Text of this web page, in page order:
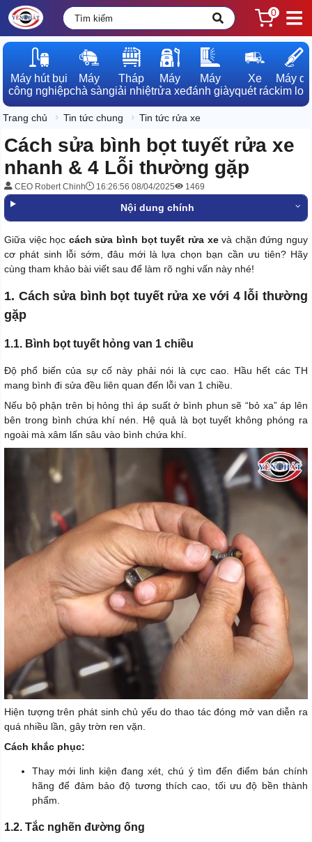
0
Máy hút bụi
công nghiệp
Máy
chà sàn
Tháp
giải nhiệt
Máy
rửa xe
Máy
đánh giày
Xe
quét rác
Máy dò
kim loại
Trang chủ Tin tức chung Tin tức rửa xe
Cách sửa bình bọt tuyết rửa xe
nhanh & 4 Lỗi thường gặp
CEO Robert Chinh 16:26:56 08/04/2025 1469
Nội dung chính
Giữa việc học cách sửa bình bọt tuyết rửa xevà chặn đứng nguy
cơ phát sinh lỗi sớm, đâu mới là lựa chọn bạn cần ưu tiên? Hãy
cùng tham khảo bài viết sau để làm rõ nghi vấn này nhé!
1. Cách sửa bình bọt tuyết rửa xe với 4 lỗi thường
gặp
1.1. Bình bọt tuyết hỏng van 1 chiều
Độ phổ biến của sự cố này phải nói là cực cao. Hầu hết các TH
mang bình đi sửa đều liên quan đến lỗi van 1 chiều.
Nếu bộ phận trên bị hỏng thì áp suất ở bình phun sẽ “bỏ xa” áp lên
bên trong bình chứa khí nén. Hệ quả là bọt tuyết không phóng ra
ngoài mà xâm lấn sâu vào bình chứa khí.
Hiện tượng trên phát sinh chủ yếu do thao tác đóng mở van diễn ra
quá nhiều lần, gây trờn ren vặn.
Cách khắc phục:
Thay mới linh kiện đang xét, chú ý tìm đến điểm bán chính
hãng để đảm bảo độ tương thích cao, tối ưu độ bền thành
phẩm.
1.2. Tắc nghẽn đường ống